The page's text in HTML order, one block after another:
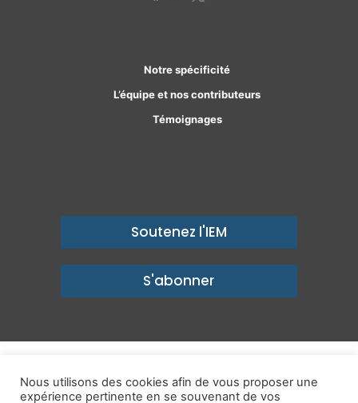
Notre spécificité
L’équipe et nos contributeurs
Témoignages
Soutenez l'IEM
S'abonner
un avenir prospère
Nous utilisons des cookies afin de vous proposer une
expérience pertinente en se souvenant de vos